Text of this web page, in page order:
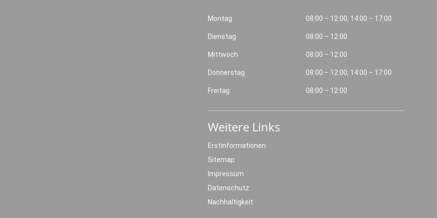
Montag 08:00 – 12:00, 14:00 – 17:00
Dienstag 08:00 – 12:00
Mittwoch 08:00 – 12:00
Donnerstag 08:00 – 12:00, 14:00 – 17:00
Freitag 08:00 – 12:00
Weitere Links
Erstinformationen
Sitemap
Impressum
Datenschutz
Nachhaltigkeit